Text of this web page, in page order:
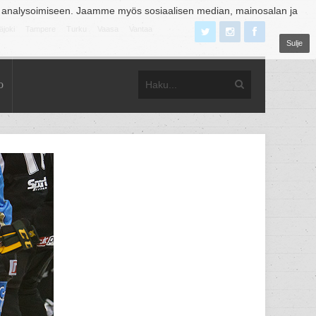
Jaamme myös sosiaalisen median, mainosalan ja
Sulje